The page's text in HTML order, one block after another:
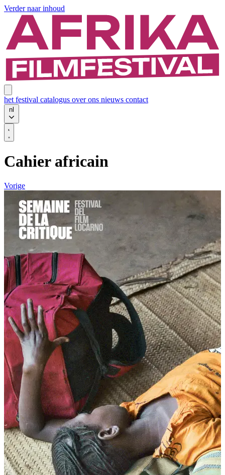
Verder naar inhoud
het festival catalogus over ons nieuws contact
nl
Cahier africain
Vorige